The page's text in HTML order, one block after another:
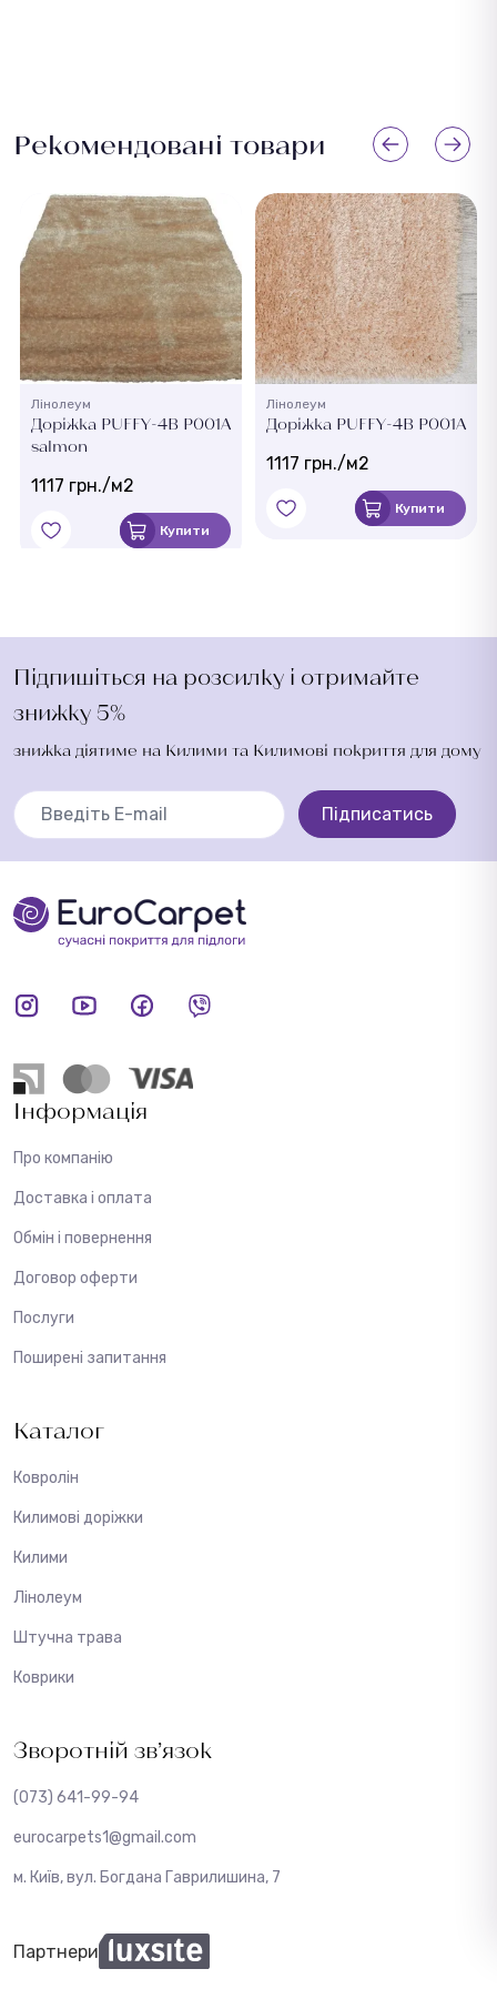
Рекомендовані товари
Лінолеум
Доріжка PUFFY-4B P001A
salmon
1117 грн./м2
Купити
Лінолеум
Доріжка PUFFY-4B P001A
1117 грн./м2
Купити
Підпишіться на розсилку і отримайте
знижку 5%
знижка діятиме на Килими та Килимові покриття для дому
Підписатись
Інформація
Про компанію
Доставка і оплата
Обмін і повернення
Договор оферти
Послуги
Поширені запитання
Каталог
Ковролін
Килимові доріжки
Килими
Лінолеум
Штучна трава
Коврики
Зворотній зв’язок
(073) 641-99-94
eurocarpets1@gmail.com
м. Київ, вул. Богдана Гаврилишина, 7
Партнери